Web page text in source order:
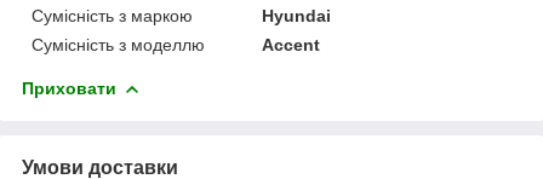
Сумісність з маркою
Hyundai
Сумісність з моделлю
Accent
Приховати
Умови доставки